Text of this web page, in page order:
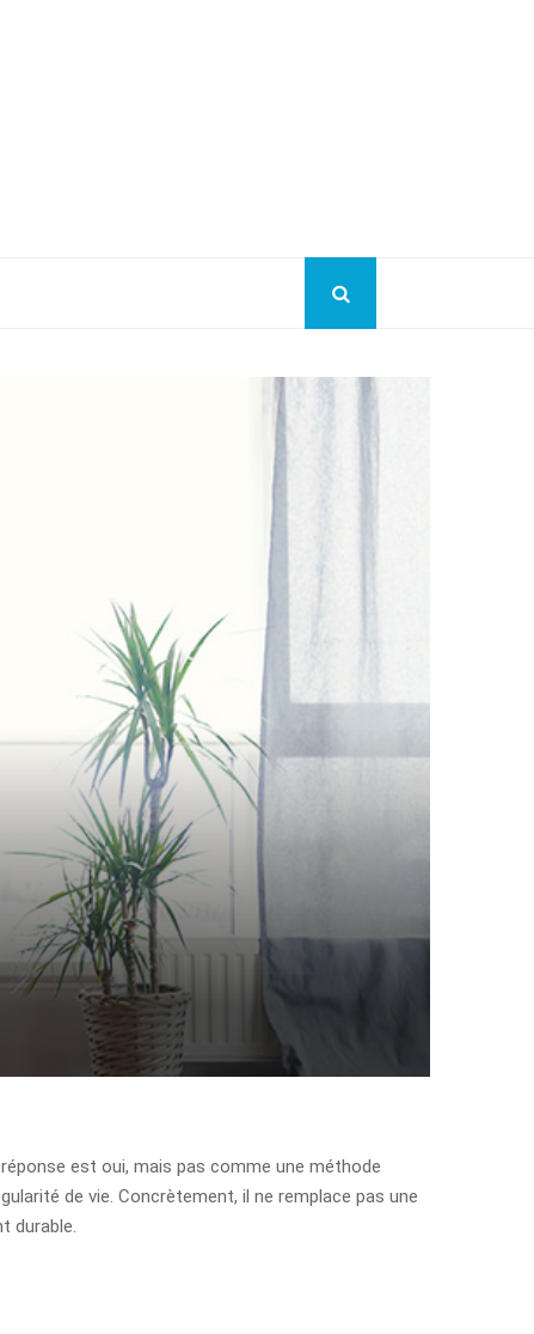
réponse est oui, mais pas comme une méthode
de vie. Concrètement, il ne remplace pas une
durable.